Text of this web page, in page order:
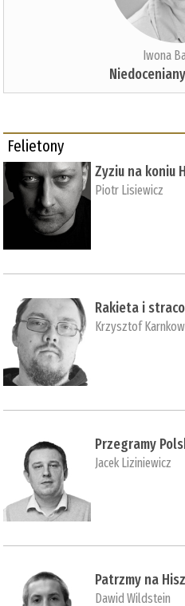
Iwona
Felietony
Zyziu na koniu
Piotr Lisiewicz
Rakieta i
Krzysztof
Przegramy
Jacek Liziniewicz
Patrzmy na
Dawid Wildstein